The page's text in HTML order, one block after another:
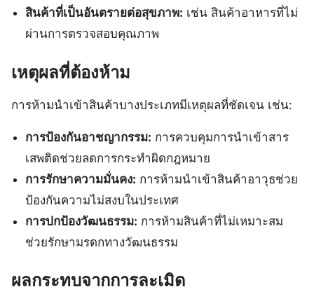
สินค้าที่เป็นอันตรายต่อสุขภาพ: เช่น สินค้าอาหารที่ไม่
ผ่านการตรวจสอบคุณภาพ
เหตุผลที่ต้องห้าม
การห้ามนำเข้าสินค้าบางประเภทมีเหตุผลที่ชัดเจน เช่น:
การป้องกันอาชญากรรม: การควบคุมการนำเข้าสาร
เสพติดช่วยลดการกระทำผิดกฎหมาย
การรักษาความมั่นคง: การห้ามนำเข้าสินค้าอาวุธช่วย
ป้องกันความไม่สงบในประเทศ
การปกป้องวัฒนธรรม: การห้ามสินค้าที่ไม่เหมาะสม
ช่วยรักษามรดกทางวัฒนธรรม
ผลกระทบจากการละเมิด